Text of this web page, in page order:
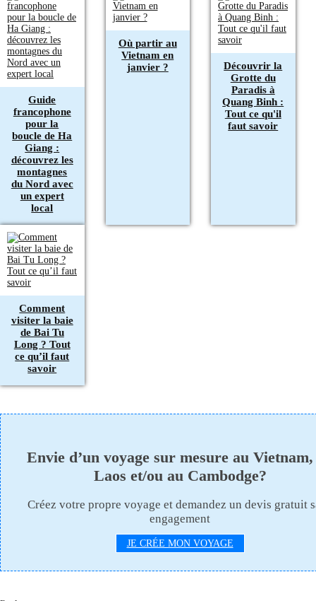
Guide
francophone
pour la
boucle de Ha
Giang :
découvrez les
montagnes
du Nord avec
un expert
local
Où partir au
Vietnam en
janvier ?
Découvrir la
Grotte du
Paradis à
Quang Binh :
Tout ce qu'il
faut savoir
Comment
visiter la baie
de Bai Tu
Long ? Tout
ce qu’il faut
savoir
Envie d’un voyage sur mesure au
Laos et/ou au Cambodge?
Créez votre propre voyage et demandez un devis gratuit
engagement
JE CRÉE MON VOYAGE